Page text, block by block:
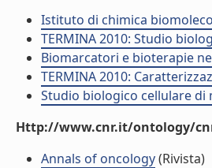
Istituto di chimica
TERMINA 2010: Studio
Biomarcatori e bioterapie
TERMINA 2010:
Studio biologico cellulare di
Http://www.cnr.it/ontology/
Annals of oncology(Rivista)